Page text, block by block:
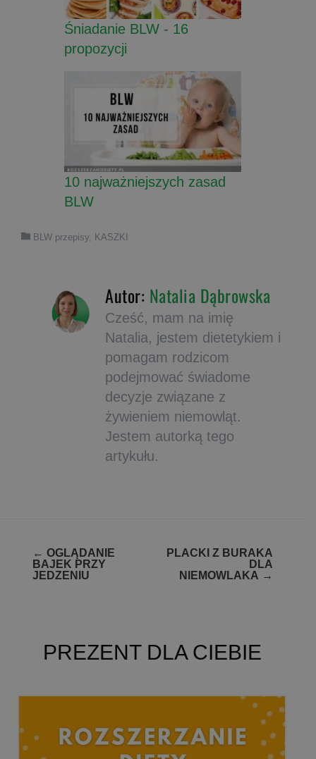
Śniadanie BLW - 16
propozycji
10 najważniejszych zasad
BLW
BLW przepisy, KASZKI
Autor: Natalia Dąbrowska
Cześć, mam na imię
Natalia, jestem dietetykiem i
pomagam rodzicom
podejmować świadome
decyzje związane z
żywieniem niemowląt.
Jestem autorką tego
artykułu.
Zobacz
wpisy
← OGLĄDANIE
BAJEK PRZY
JEDZENIU
PLACKI Z BURAKA
DLA
NIEMOWLAKA →
PREZENT DLA CIEBIE